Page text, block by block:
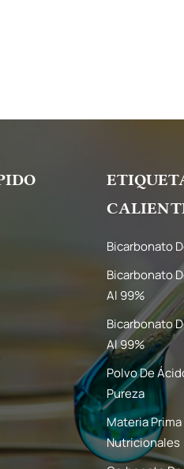
Bicarbonato
Bicarbonato
Al 99%
Bicarbonato
Al 99%
Polvo De
Pureza
Materia
Nutricionales